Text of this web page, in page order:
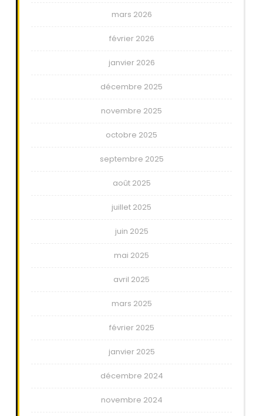
mars 2026
février 2026
janvier 2026
décembre 2025
novembre 2025
octobre 2025
septembre 2025
août 2025
juillet 2025
juin 2025
mai 2025
avril 2025
mars 2025
février 2025
janvier 2025
décembre 2024
novembre 2024